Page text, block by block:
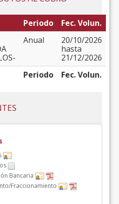
Periodo
Fec. Volun.
Anual
20/10/2026
hasta
21/12/2026
Periodo Fec. Volun.
Bancaria
Fraccionamiento